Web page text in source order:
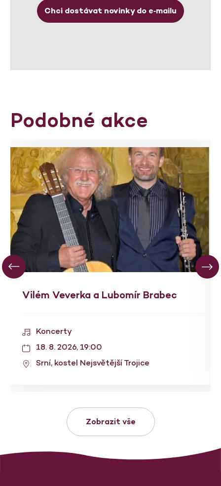
Chci dostávat novinky do e‑mailu
Podobné akce
Vilém Veverka a Lubomír Brabec
Koncerty
18. 8. 2026, 19:00
Srní, kostel Nejsvětější Trojice
Zobrazit vše